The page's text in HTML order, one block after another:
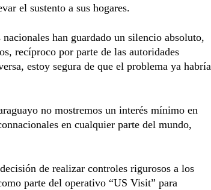
el sustento a sus hogares.
han guardado un silencio absoluto,
recíproco por parte de las autoridades
estoy segura de que el problema ya habría
no mostremos un interés mínimo en
en cualquier parte del mundo,
de realizar controles rigurosos a los
parte del operativo “US Visit” para